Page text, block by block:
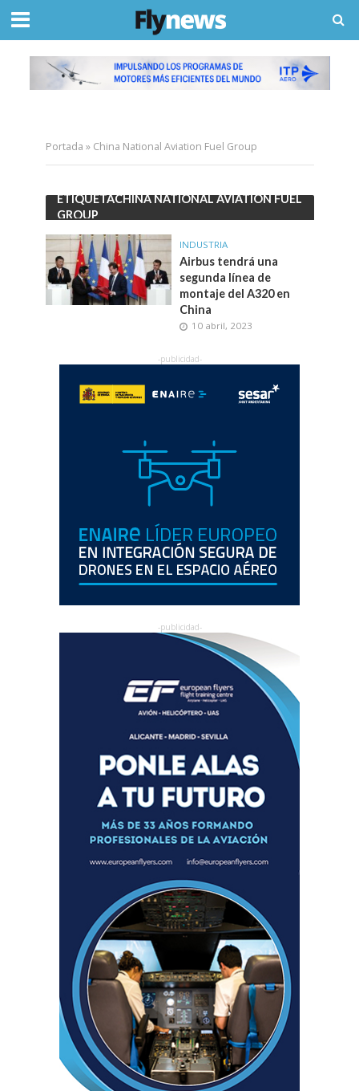
Portada » China National Aviation Fuel Group
ETIQUETACHINA NATIONAL AVIATION FUEL
GROUP
INDUSTRIA
Airbus tendrá una
segunda línea de
montaje del A320 en
China
10 abril, 2023